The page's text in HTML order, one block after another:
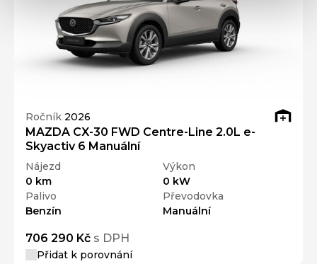
Ročník 2026
MAZDA CX-30 FWD Centre-Line 2.0L e-
Skyactiv 6 Manuální
Nájezd
0 km
Výkon
0 kW
Palivo
Benzín
Převodovka
Manuální
706 290 Kč s DPH
Přidat k porovnání